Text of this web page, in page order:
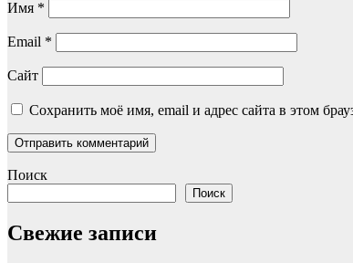
Имя *
Email *
Сайт
Сохранить моё имя, email и адрес сайта в этом
Поиск
Поиск
Свежие записи